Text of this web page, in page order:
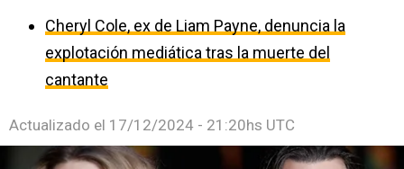
Cheryl Cole, ex de Liam Payne, denuncia la
explotación mediática tras la muerte del
cantante
Actualizado el 17/12/2024 - 21:20hs UTC